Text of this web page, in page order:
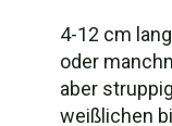
4-12 cm
oder
aber
weißlichen